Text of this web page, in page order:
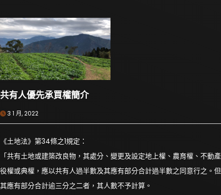
共有人優先承買權簡介
3 1 月, 2022
《土地法》第34條之1規定：
「共有土地或建築改良物，其處分、變更及設定地上權、農育權、不動產
役權或典權，應以共有人過半數及其應有部分合計過半數之同意行之。但
其應有部分合計逾三分之二者，其人數不予計算。